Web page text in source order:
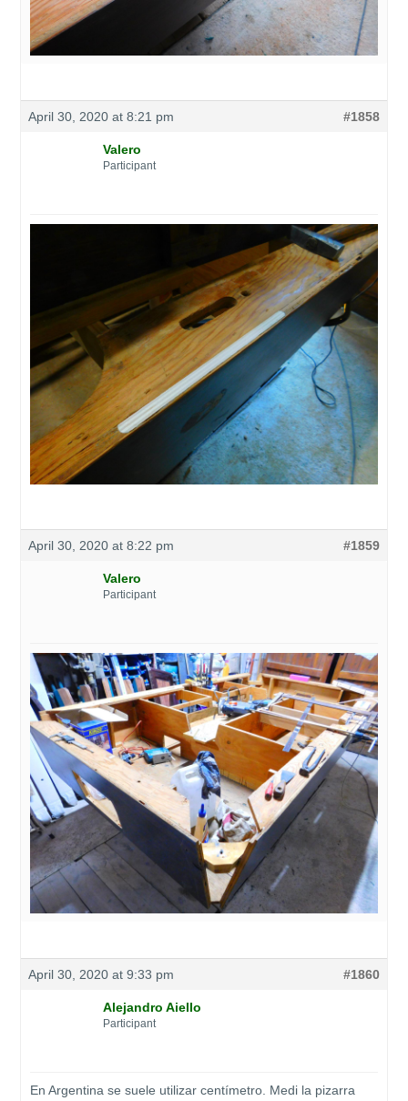
April 30, 2020 at 8:21 pm #1858
Valero
Participant
April 30, 2020 at 8:22 pm #1859
Valero
Participant
April 30, 2020 at 9:33 pm #1860
Alejandro Aiello
Participant
En Argentina se suele utilizar centímetro. Medi la pizarra